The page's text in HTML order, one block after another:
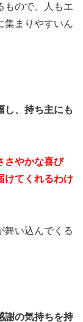
もので、人もエ
集まりやすいん
し、持ち主にも
さやかな喜び
けてくれるわけ
舞い込んでくる
謝の気持ちを持